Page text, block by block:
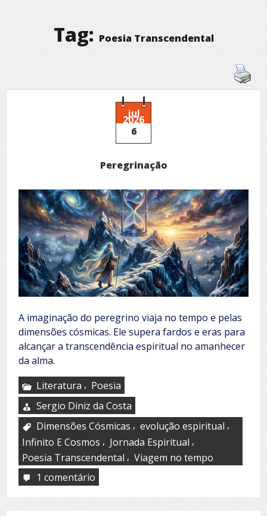
Tag: Poesia Transcendental
jul
2026
6
Peregrinação
A imaginação do peregrino viaja no tempo e pelas
dimensões cósmicas. Ele supera fardos e eras para
alcançar a transcendência espiritual no amanhecer
da alma.
Literatura , Poesia
Sergio Diniz da Costa
Dimensões Cósmicas , evolução espiritual ,
Infinito E Cosmos , Jornada Espiritual ,
Poesia Transcendental , Viagem no tempo
1 comentário